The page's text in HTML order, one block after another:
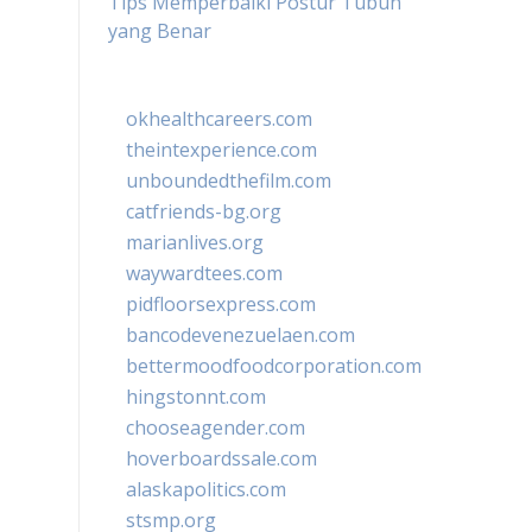
yang Benar
okhealthcareers.com
theintexperience.com
unboundedthefilm.com
catfriends-bg.org
marianlives.org
waywardtees.com
pidfloorsexpress.com
bancodevenezuelaen.com
bettermoodfoodcorporation.com
hingstonnt.com
chooseagender.com
hoverboardssale.com
alaskapolitics.com
stsmp.org